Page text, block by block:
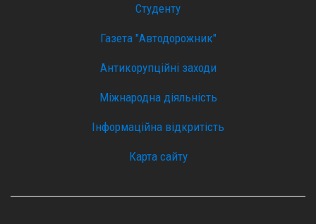
Студенту
Газета "Автодорожник"
Антикорупційні заходи
Міжнародна діяльність
Інформаційна відкритість
Карта сайту